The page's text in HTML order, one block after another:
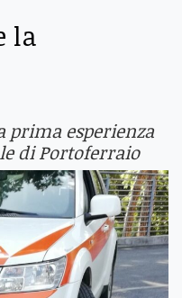
la
prima esperienza
di Portoferraio